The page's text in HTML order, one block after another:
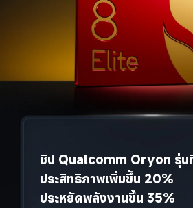
ชิป Qualcomm Oryon รุ่น
ประสิทธิภาพเพิ่มขึ้น 20%
ประหยัดพลังงานขึ้น 35%